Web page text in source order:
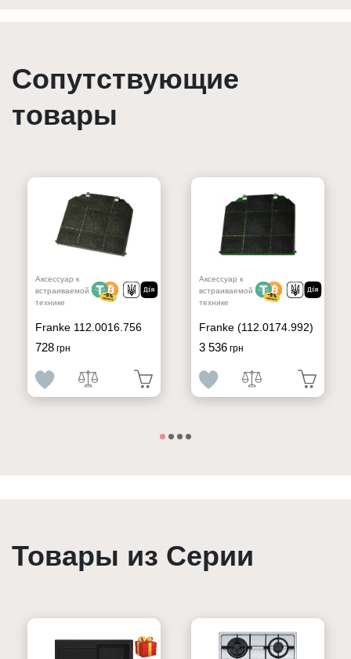
Сопутствующие
товары
Аксессуар к
встраиваемой
технике
Franke 112.0016.756
728грн
Аксессуар к
встраиваемой
технике
Franke (112.0174.992)
3 536грн
Товары из Серии